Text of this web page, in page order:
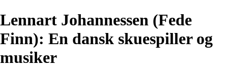
Lennart Johannessen (Fede
Finn): En dansk skuespiller og
musiker